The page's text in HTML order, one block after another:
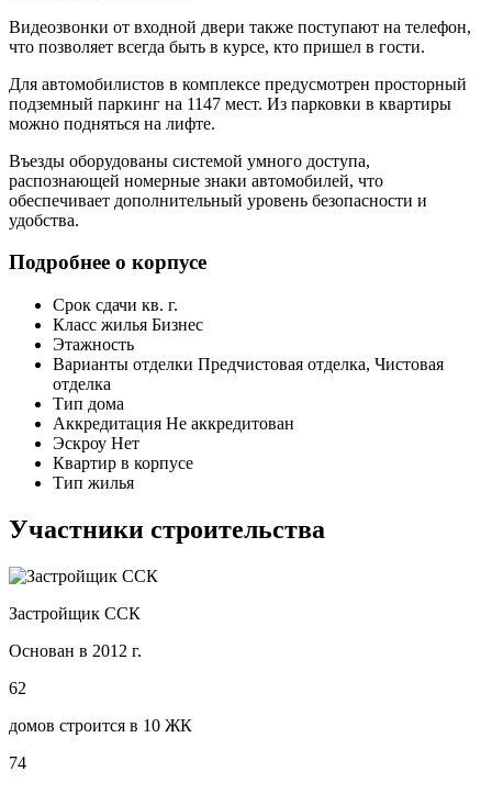
Видеозвонки от входной двери также поступают на телефон,
что позволяет всегда быть в курсе, кто пришел в гости.
Для автомобилистов в комплексе предусмотрен просторный
подземный паркинг на 1147 мест. Из парковки в квартиры
можно подняться на лифте.
Въезды оборудованы системой умного доступа,
распознающей номерные знаки автомобилей, что
обеспечивает дополнительный уровень безопасности и
удобства.
Подробнее о корпусе
Срок сдачи кв. г.
Класс жилья Бизнес
Этажность
Варианты отделки Предчистовая отделка, Чистовая
отделка
Тип дома
Аккредитация Не аккредитован
Эскроу Нет
Квартир в корпусе
Тип жилья
Участники строительства
Застройщик ССК
Основан в 2012 г.
62
домов строится в 10 ЖК
74